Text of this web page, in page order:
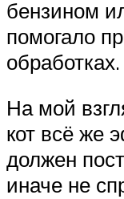
бензином
помогало
обработках.
На мой
кот всё же
должен
иначе не